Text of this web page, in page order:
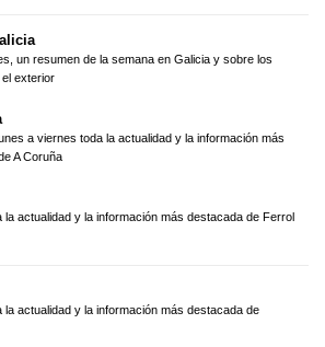
un resumen de la semana en Galicia y sobre los
exterior
a viernes toda la actualidad y la información más
A Coruña
la actualidad y la información más destacada de Ferrol
la actualidad y la información más destacada de